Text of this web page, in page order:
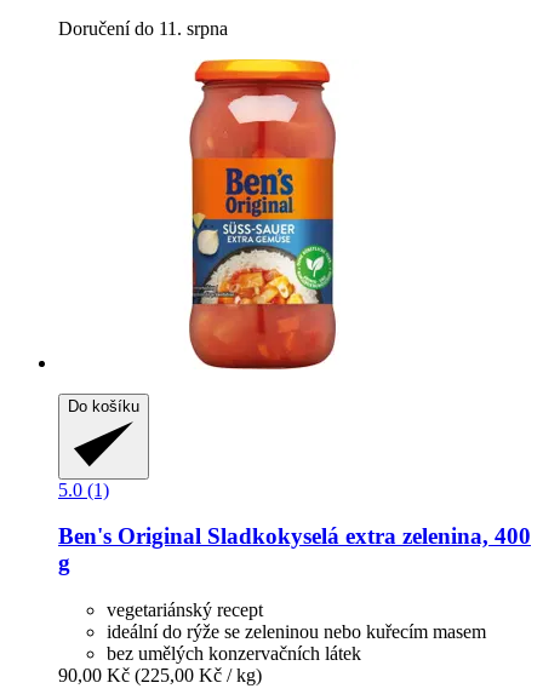
Doručení do 11. srpna
Do košíku
5.0 (1)
Ben's Original Sladkokyselá extra zelenina, 400
g
vegetariánský recept
ideální do rýže se zeleninou nebo kuřecím masem
bez umělých konzervačních látek
90,00 Kč (225,00 Kč / kg)